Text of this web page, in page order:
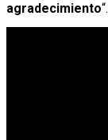
agradecimiento“.